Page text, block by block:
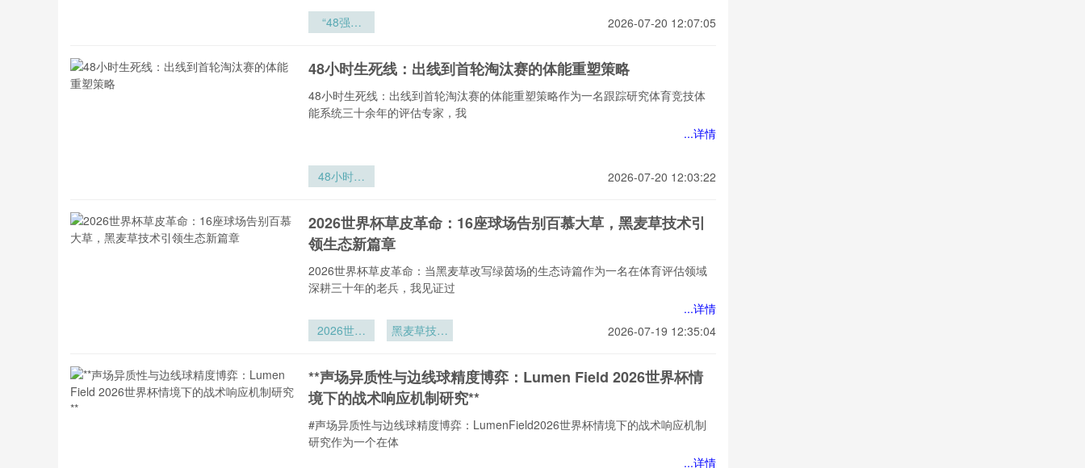
“48强困
暗战逻辑”
2026-07-20 12:07:05
48小时生死线：出线到首轮淘汰赛的体能重塑策略
48小时生死线：出线到首轮淘汰赛的体能重塑策略作为一名跟踪研究体育竞技体
能系统三十余年的评估专家，我
...详情
48小时生
赛的体能重
塑策略
2026-07-20 12:03:22
2026世界杯草皮革命：16座球场告别百慕大草，黑麦草技术引
领生态新篇章
2026世界杯草皮革命：当黑麦草改写绿茵场的生态诗篇作为一名在体育评估领域
深耕三十年的老兵，我见证过
...详情
2026世界
球场告别百
慕大草
黑麦草技术
2026-07-19 12:35:04
**声场异质性与边线球精度博弈：Lumen Field 2026世界杯情
境下的战术响应机制研究**
#声场异质性与边线球精度博弈：LumenField2026世界杯情境下的战术响应机制
研究作为一个在体
...详情